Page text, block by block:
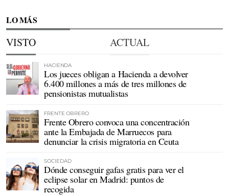
LO MÁS
VISTO ACTUAL
HACIENDA
Los jueces obligan a Hacienda a devolver
6.400 millones a más de tres millones de
pensionistas mutualistas
FRENTE OBRERO
Frente Obrero convoca una concentración
ante la Embajada de Marruecos para
denunciar la crisis migratoria en Ceuta
SOCIEDAD
Dónde conseguir gafas gratis para ver el
eclipse solar en Madrid: puntos de
recogida